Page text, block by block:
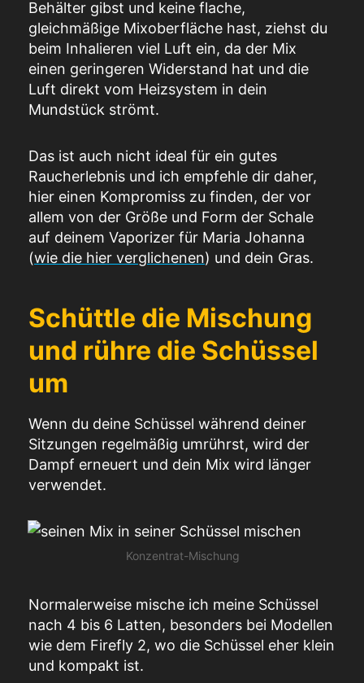
Behälter gibst und keine flache,
gleichmäßige Mixoberfläche hast, ziehst du
beim Inhalieren viel Luft ein, da der Mix
einen geringeren Widerstand hat und die
Luft direkt vom Heizsystem in dein
Mundstück strömt.
Das ist auch nicht ideal für ein gutes
Raucherlebnis und ich empfehle dir daher,
hier einen Kompromiss zu finden, der vor
allem von der Größe und Form der Schale
auf deinem Vaporizer für Maria Johanna
(wie die hier verglichenen) und dein Gras.
Schüttle die Mischung
und rühre die Schüssel
um
Wenn du deine Schüssel während deiner
Sitzungen regelmäßig umrührst, wird der
Dampf erneuert und dein Mix wird länger
verwendet.
Konzentrat-Mischung
Normalerweise mische ich meine Schüssel
nach 4 bis 6 Latten, besonders bei Modellen
wie dem Firefly 2, wo die Schüssel eher klein
und kompakt ist.